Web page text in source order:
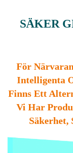
SÄKER
För
Intelligenta
Finns Ett
Vi Har
Säkerhet,